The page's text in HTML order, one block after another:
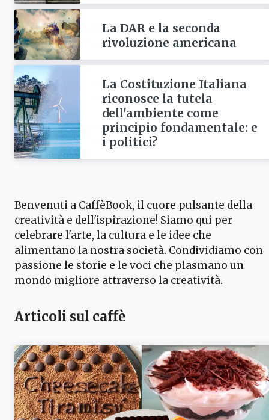
La DAR e la seconda
rivoluzione americana
La Costituzione Italiana
riconosce la tutela
dell'ambiente come
principio fondamentale: e
i politici?
Benvenuti a CaffèBook, il cuore pulsante della
creatività e dell'ispirazione! Siamo qui per
celebrare l'arte, la cultura e le idee che
alimentano la nostra società. Condividiamo con
passione le storie e le voci che plasmano un
mondo migliore attraverso la creatività.
Articoli sul caffè